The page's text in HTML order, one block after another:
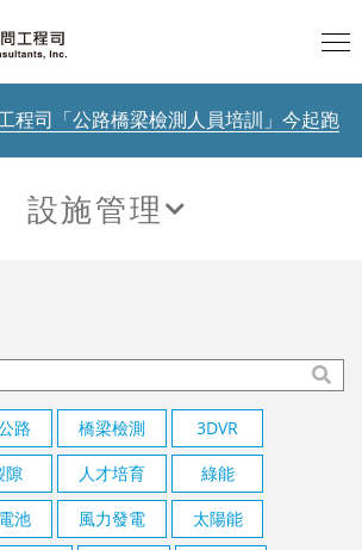
AI治理落後Agent時代
程司「公路橋梁檢測人員培訓」今起跑
程司「公路橋梁檢測人員培訓」今起跑
實體AI－日本鐵道落地驗證中
設施管理
路 橋梁檢測
3DVR
隙 人才培育
綠能
池 風力發電
太陽能